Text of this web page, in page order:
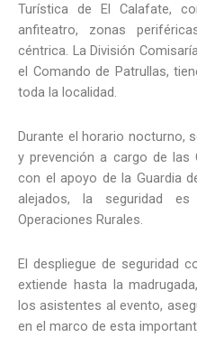
Turística de El Calafate,
anfiteatro, zonas
céntrica. La División
el Comando de Patrullas,
toda la localidad.
Durante el horario nocturno,
y prevención a cargo de las
con el apoyo de la Guardia
alejados, la seguridad
Operaciones Rurales.
El despliegue de seguridad
extiende hasta la
los asistentes al evento,
en el marco de esta